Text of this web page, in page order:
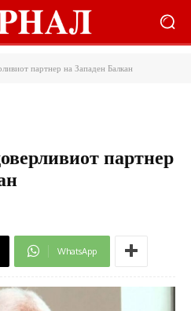
партнер на Западен Балкан
партнер
WhatsApp